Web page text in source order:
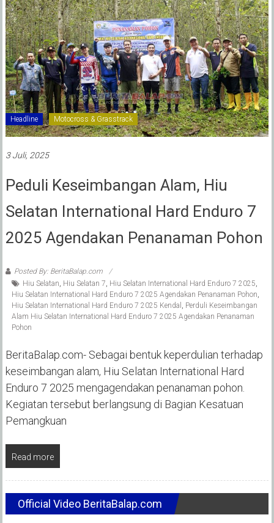
Headline Motocross & Grasstrack
3 Juli, 2025
Peduli Keseimbangan Alam, Hiu
Selatan International Hard Enduro 7
2025 Agendakan Penanaman Pohon
Posted By: BeritaBalap.com
Hiu Selatan, Hiu Selatan 7, Hiu Selatan International Hard Enduro 7 2025,
Hiu Selatan International Hard Enduro 7 2025 Agendakan Penanaman Pohon,
Hiu Selatan International Hard Enduro 7 2025 Kendal , Perduli Keseimbangan
Alam Hiu Selatan International Hard Enduro 7 2025 Agendakan Penanaman
Pohon
BeritaBalap.com- Sebagai bentuk keperdulian terhadap
keseimbangan alam, Hiu Selatan International Hard
Enduro 7 2025 mengagendakan penanaman pohon.
Kegiatan tersebut berlangsung di Bagian Kesatuan
Pemangkuan
Read more
Official Video BeritaBalap.com